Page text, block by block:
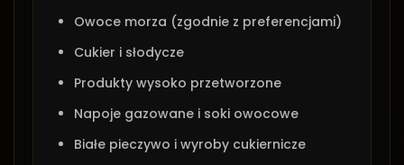
Owoce morza (zgodnie z preferencjami)
Cukier i słodycze
Produkty wysoko przetworzone
Napoje gazowane i soki owocowe
Białe pieczywo i wyroby cukiernicze